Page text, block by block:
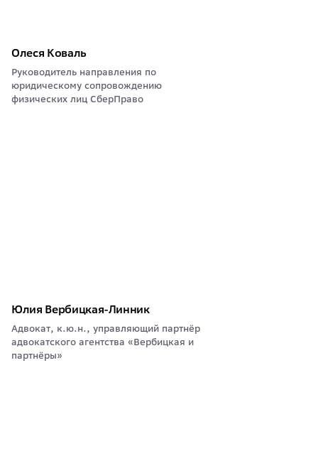
Олеся Коваль
Руководитель направления по
юридическому сопровождению
физических лиц СберПраво
Юлия Вербицкая-Линник
Адвокат, к.ю.н., управляющий партнёр
адвокатского агентства «Вербицкая и
партнёры»